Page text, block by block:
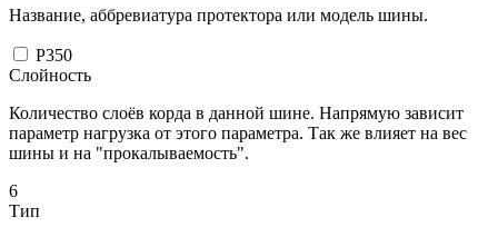
Название, аббревиатура протектора или модель шины.
P350
Слойность
Количество слоёв корда в данной шине. Напрямую зависит
параметр нагрузка от этого параметра. Так же влияет на вес
шины и на "прокалываемость".
6
Тип